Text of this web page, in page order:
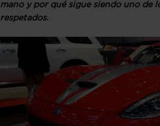
mano y por qué sigue siendo uno de
respetados.